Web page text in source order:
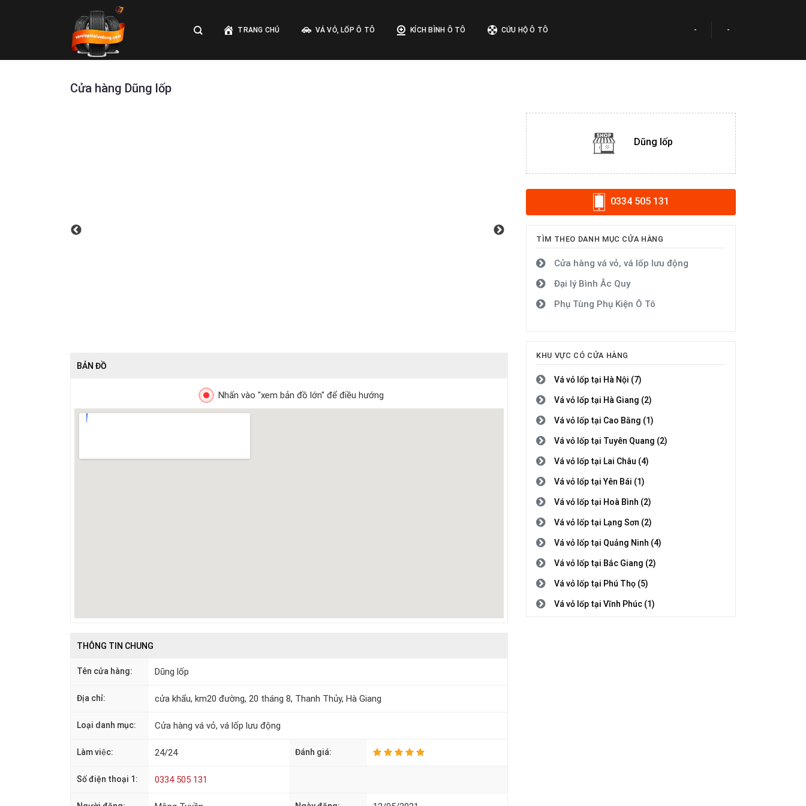
TRANG CHỦ VÁ VỎ, LỐP Ô TÔ KÍCH BÌNH Ô TÔ CỨU HỘ Ô TÔ - -
Cửa hàng Dũng lốp
BẢN ĐỒ
Nhấn vào "xem bản đồ lớn" để điều hướng
THÔNG TIN CHUNG
Tên cửa hàng: Dũng lốp
Địa chỉ: cửa khẩu, km20 đường, 20 tháng 8, Thanh Thủy, Hà Giang
Loại danh mục: Cửa hàng vá vỏ, vá lốp lưu động
Làm việc: 24/24 Đánh giá:
Số điện thoại 1: 0334 505 131
Dũng lốp
0334 505 131
TÌM THEO DANH MỤC CỬA HÀNG
Cửa hàng vá vỏ, vá lốp lưu động
Đại lý Bình Ắc Quy
Phụ Tùng Phụ Kiện Ô Tô
KHU VỰC CÓ CỬA HÀNG
Vá vỏ lốp tại Hà Nội (7)
Vá vỏ lốp tại Hà Giang (2)
Vá vỏ lốp tại Cao Bằng (1)
Vá vỏ lốp tại Tuyên Quang (2)
Vá vỏ lốp tại Lai Châu (4)
Vá vỏ lốp tại Yên Bái (1)
Vá vỏ lốp tại Hoà Bình (2)
Vá vỏ lốp tại Lạng Sơn (2)
Vá vỏ lốp tại Quảng Ninh (4)
Vá vỏ lốp tại Bắc Giang (2)
Vá vỏ lốp tại Phú Thọ (5)
Vá vỏ lốp tại Vĩnh Phúc (1)